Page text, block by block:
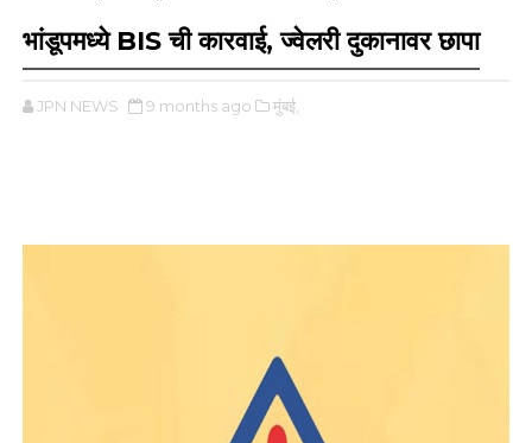
भांडूपमध्ये BIS ची कारवाई, ज्वेलरी दुकानावर छापा
JPN NEWS 9 months ago मुंबई,